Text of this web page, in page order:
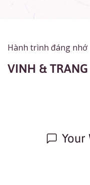
Hành trình đáng nhớ
VINH & TRANG
Your